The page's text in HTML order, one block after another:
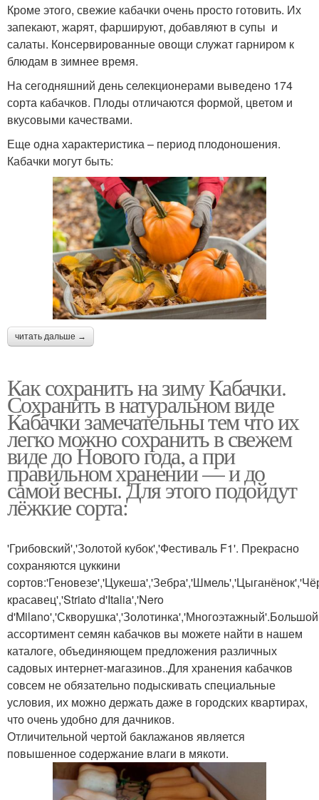
Кроме этого, свежие кабачки очень просто готовить. Их
запекают, жарят, фаршируют, добавляют в супы и
салаты. Консервированные овощи служат гарниром к
блюдам в зимнее время.
На сегодняшний день селекционерами выведено 174
сорта кабачков. Плоды отличаются формой, цветом и
вкусовыми качествами.
Еще одна характеристика – период плодоношения.
Кабачки могут быть:
читать дальше →
Как сохранить на зиму Кабачки.
Сохранить в натуральном виде
Кабачки замечательны тем что их
легко можно сохранить в свежем
виде до Нового года, а при
правильном хранении — и до
самой весны. Для этого подойдут
лёжкие сорта:
'Грибовский','Золотой кубок','Фестиваль F1'. Прекрасно
сохраняются цуккини
красавец','Striato d'Italia','Nero
d'Milano','Скворушка','Золотинка','Многоэтажный'.Большой
ассортимент семян кабачков вы можете найти в нашем
каталоге, объединяющем предложения различных
садовых интернет-магазинов..Для хранения кабачков
совсем не обязательно подыскивать специальные
условия, их можно держать даже в городских квартирах,
что очень удобно для дачников.
Отличительной чертой баклажанов является
повышенное содержание влаги в мякоти.